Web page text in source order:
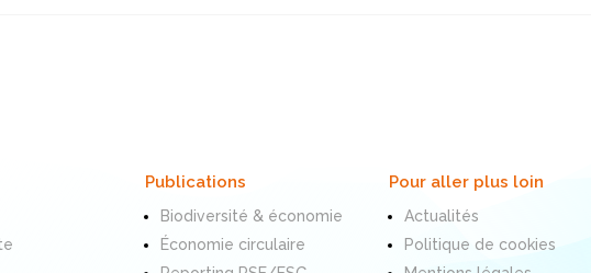
Publications
Biodiversité & économie
Économie circulaire
Pour aller plus loin
Actualités
Politique de cookies